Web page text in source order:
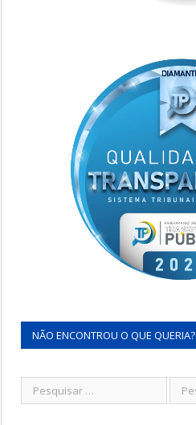
NÃO ENCONTROU O QUE QUERIA?